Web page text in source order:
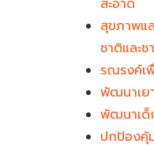
สะอาด
สุขภาพแ
ชาติและ
รณรงค์เ
พัฒนาเย
พัฒนาเด็
ปกป้องคุ้